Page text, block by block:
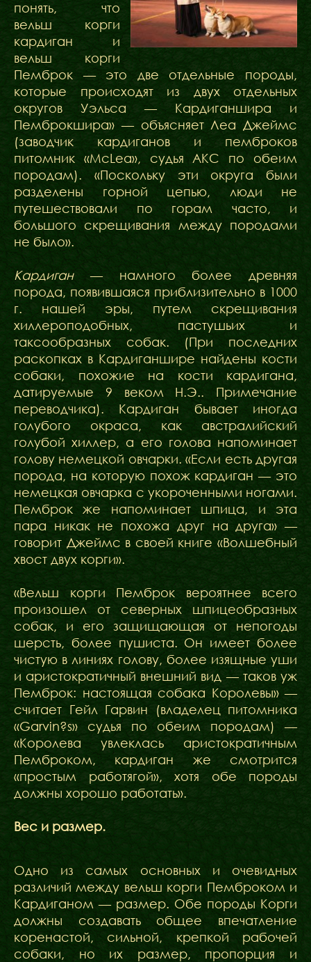
понять, что
вельш корги
кардиган и
вельш корги
Пемброк — это две отдельные породы,
которые происходят из двух отдельных
округов Уэльса — Кардиганшира и
Пемброкшира» — объясняет Леа Джеймс
(заводчик кардиганов и пемброков
питомник «McLea», судья АКС по обеим
породам). «Поскольку эти округа были
разделены горной цепью, люди не
путешествовали по горам часто, и
большого скрещивания между породами
не было».
Кардиган— намного более древняя
порода, появившаяся приблизительно в 1000
г. нашей эры, путем скрещивания
хиллероподобных, пастушьих и
таксообразных собак. (При последних
раскопках в Кардиганшире найдены кости
собаки, похожие на кости кардигана,
датируемые 9 веком Н.Э.. Примечание
переводчика). Кардиган бывает иногда
голубого окраса, как австралийский
голубой хиллер, а его голова напоминает
голову немецкой овчарки. «Если есть другая
порода, на которую похож кардиган — это
немецкая овчарка с укороченными ногами.
Пемброк же напоминает шпица, и эта
пара никак не похожа друг на друга» —
говорит Джеймс в своей книге «Волшебный
хвост двух корги».
«Вельш корги Пемброк вероятнее всего
произошел от северных шпицеобразных
собак, и его защищающая от непогоды
шерсть, более пушиста. Он имеет более
чистую в линиях голову, более изящные уши
и аристократичный внешний вид — таков уж
Пемброк: настоящая собака Королевы» —
считает Гейл Гарвин (владелец питомника
«Garvin?s» судья по обеим породам) —
«Королева увлеклась аристократичным
Пемброком, кардиган же смотрится
«простым работягой», хотя обе породы
должны хорошо работать».
Вес и размер.
Одно из самых основных и очевидных
различий между вельш корги Пемброком и
Кардиганом — размер. Обе породы Корги
должны создавать общее впечатление
коренастой, сильной, крепкой рабочей
собаки, но их размер, пропорция и